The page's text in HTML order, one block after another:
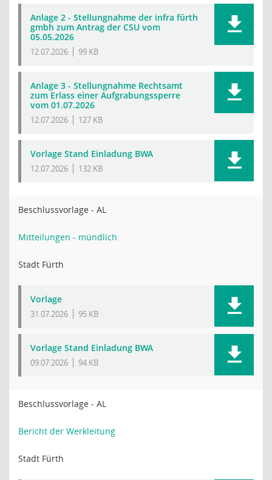
Anlage 2 - Stellungnahme der infra fürth
gmbh zum Antrag der CSU vom
05.05.2026
12.07.2026 99 KB
Anlage 3 - Stellungnahme Rechtsamt
zum Erlass einer Aufgrabungssperre
vom 01.07.2026
12.07.2026 127 KB
Vorlage Stand Einladung BWA
12.07.2026 132 KB
Beschlussvorlage - AL
Mitteilungen - mündlich
Stadt Fürth
Vorlage
31.07.2026 95 KB
Vorlage Stand Einladung BWA
09.07.2026 94 KB
Beschlussvorlage - AL
Bericht der Werkleitung
Stadt Fürth